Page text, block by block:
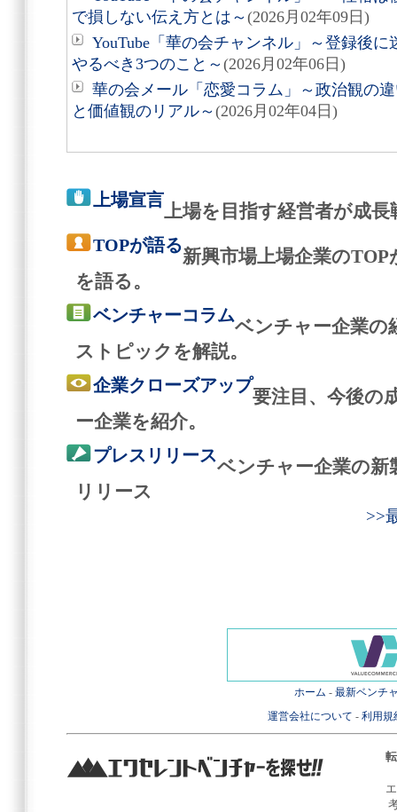
で損しない伝え方とは～ (2026月02年09日)
YouTube「華の会チャンネル」～登録後
やるべき3つのこと～ (2026月02年06日)
華の会メール「恋愛コラム」～政治観の
と価値観のリアル～ (2026月02年04日)
上場宣言
上場を目指す経営者が成
TOPが語る
新興市場上場企業の
を語る。
ベンチャーコラム
ベンチャー企業の
ストピックを解説。
企業クローズアップ
要注目、今後の
ー企業を紹介。
プレスリリース
ベンチャー企業の新
リリース
>>
ホーム - 最新ベンチ
運営会社について - 利用規